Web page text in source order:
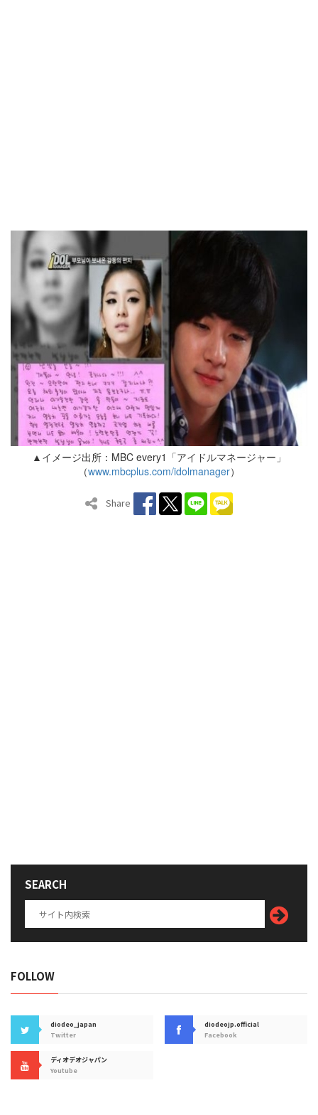
▲イメージ出所：MBC every1「アイドルマネージャー」
（www.mbcplus.com/idolmanager）
Share
SEARCH
FOLLOW
diodeo_japan
Twitter
diodeojp.official
Facebook
ディオデオジャパン
Youtube